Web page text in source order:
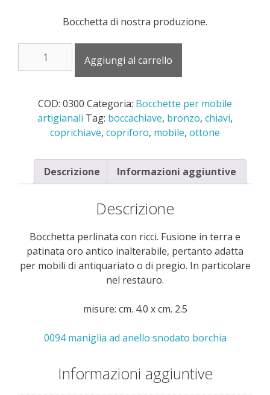
Bocchetta di nostra produzione.
bocchetta
Aggiungi al carrello
COD: 0300 Categoria: Bocchette per mobile
artigianali Tag: boccachiave, bronzo, chiavi,
coprichiave, copriforo, mobile, ottone
Descrizione Informazioni aggiuntive
Descrizione
Bocchetta perlinata con ricci. Fusione in terra e
patinata oro antico inalterabile, pertanto adatta
per mobili di antiquariato o di pregio. In particolare
nel restauro.
misure: cm. 4.0 x cm. 2.5
0094 maniglia ad anello snodato borchia
Informazioni aggiuntive